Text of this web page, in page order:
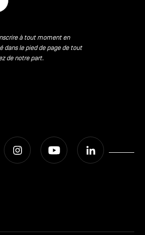
EN
à tout moment en
dans le pied de page de tout
de notre part.
Instagram Youtube